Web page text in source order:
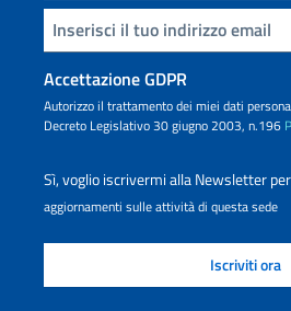
Inserisci la tua email
Accettazione GDPR
Autorizzo il trattamento dei miei dati
Decreto Legislativo 30 giugno 2003, n.196
Sì, voglio iscrivermi alla Newsletter
aggiornamenti sulle attività di questa sede